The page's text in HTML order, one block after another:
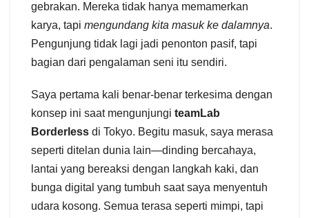
gebrakan. Mereka tidak hanya memamerkan
karya, tapi mengundang kita masuk ke dalamnya.
Pengunjung tidak lagi jadi penonton pasif, tapi
bagian dari pengalaman seni itu sendiri.
Saya pertama kali benar-benar terkesima dengan
konsep ini saat mengunjungi teamLab
Borderless di Tokyo. Begitu masuk, saya merasa
seperti ditelan dunia lain—dinding bercahaya,
lantai yang bereaksi dengan langkah kaki, dan
bunga digital yang tumbuh saat saya menyentuh
udara kosong. Semua terasa seperti mimpi, tapi